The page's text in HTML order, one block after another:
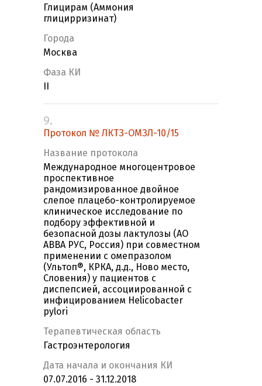
Глицирам (Аммония
глицирризинат)
Города
Москва
Фаза КИ
9.
Протокол № ЛКТЗ-ОМЗЛ-10/15
Название протокола
Международное многоцентровое
проспективное
рандомизированное двойное
слепое плацебо-контролируемое
клиническое исследование по
подбору эффективной и
безопасной дозы лактулозы (АО
АВВА РУС, Россия) при совместном
применении с омепразолом
(Ультоп®, КРКА, д.д., Ново место,
Словения) у пациентов с
диспепсией, ассоциированной с
инфицированием Helicobacter
pylori
Терапевтическая область
Гастроэнтерология
Дата начала и окончания КИ
07.07.2016 - 31.12.2018